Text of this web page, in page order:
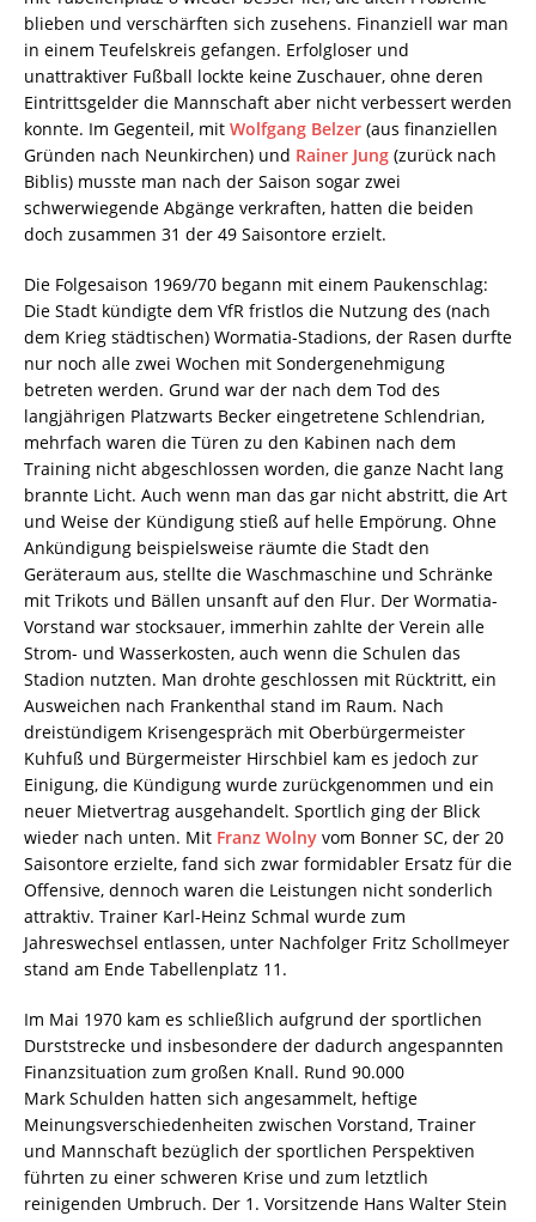
blieben und verschärften sich zusehens. Finanziell war man
in einem Teufelskreis gefangen. Erfolgloser und
unattraktiver Fußball lockte keine Zuschauer, ohne deren
Eintrittsgelder die Mannschaft aber nicht verbessert werden
konnte. Im Gegenteil, mit Wolfgang Belzer (aus finanziellen
Gründen nach Neunkirchen) und Rainer Jung (zurück nach
Biblis) musste man nach der Saison sogar zwei
schwerwiegende Abgänge verkraften, hatten die beiden
doch zusammen 31 der 49 Saisontore erzielt.
Die Folgesaison 1969/70 begann mit einem Paukenschlag:
Die Stadt kündigte dem VfR fristlos die Nutzung des (nach
dem Krieg städtischen) Wormatia-Stadions, der Rasen durfte
nur noch alle zwei Wochen mit Sondergenehmigung
betreten werden. Grund war der nach dem Tod des
langjährigen Platzwarts Becker eingetretene Schlendrian,
mehrfach waren die Türen zu den Kabinen nach dem
Training nicht abgeschlossen worden, die ganze Nacht lang
brannte Licht. Auch wenn man das gar nicht abstritt, die Art
und Weise der Kündigung stieß auf helle Empörung. Ohne
Ankündigung beispielsweise räumte die Stadt den
Geräteraum aus, stellte die Waschmaschine und Schränke
mit Trikots und Bällen unsanft auf den Flur. Der Wormatia-
Vorstand war stocksauer, immerhin zahlte der Verein alle
Strom- und Wasserkosten, auch wenn die Schulen das
Stadion nutzten. Man drohte geschlossen mit Rücktritt, ein
Ausweichen nach Frankenthal stand im Raum. Nach
dreistündigem Krisengespräch mit Oberbürgermeister
Kuhfuß und Bürgermeister Hirschbiel kam es jedoch zur
Einigung, die Kündigung wurde zurückgenommen und ein
neuer Mietvertrag ausgehandelt. Sportlich ging der Blick
wieder nach unten. Mit Franz Wolny vom Bonner SC, der 20
Saisontore erzielte, fand sich zwar formidabler Ersatz für die
Offensive, dennoch waren die Leistungen nicht sonderlich
attraktiv. Trainer Karl-Heinz Schmal wurde zum
Jahreswechsel entlassen, unter Nachfolger Fritz Schollmeyer
stand am Ende Tabellenplatz 11.
Im Mai 1970 kam es schließlich aufgrund der sportlichen
Durststrecke und insbesondere der dadurch angespannten
Finanzsituation zum großen Knall. Rund 90.000
Mark Schulden hatten sich angesammelt, heftige
Meinungsverschiedenheiten zwischen Vorstand, Trainer
und Mannschaft bezüglich der sportlichen Perspektiven
führten zu einer schweren Krise und zum letztlich
reinigenden Umbruch. Der 1. Vorsitzende Hans Walter Stein